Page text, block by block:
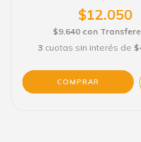
$12.050
$9.640 con
3 cuotas sin interés de